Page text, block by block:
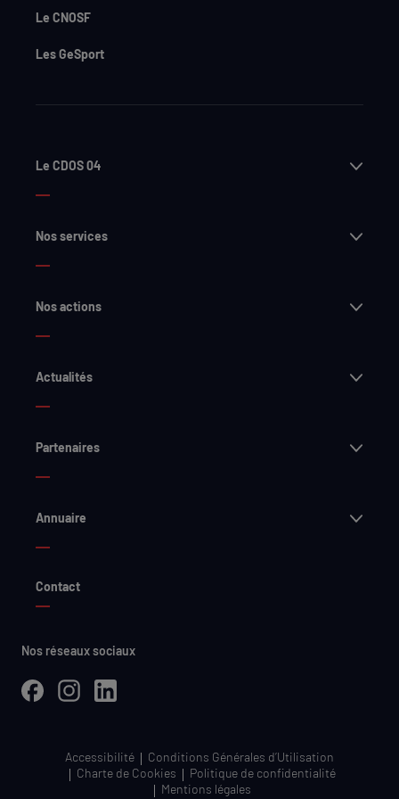
Le CNOSF
Les GeSport
Le CDOS 04
Nos services
Nos actions
Actualités
Partenaires
Annuaire
Contact
Nos réseaux sociaux
FacebookInstagramLinkedIn
Accessibilité
Conditions Générales d’Utilisation
Charte de Cookies
Politique de confidentialité
Mentions légales